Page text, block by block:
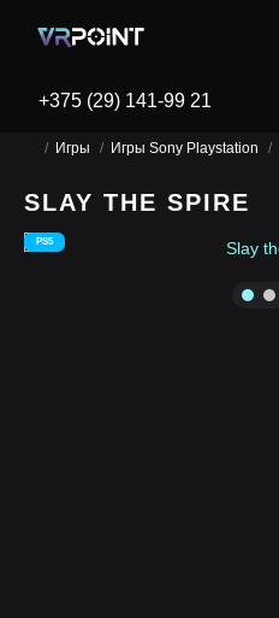
+375 (29) 141-99 21
Игры Игры Sony Playstation
SLAY THE SPIRE
PS5